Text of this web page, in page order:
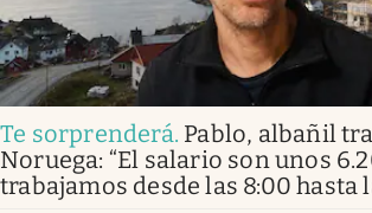
Te sorprenderá. Pablo, albañil
Noruega: “El salario son unos
trabajamos desde las 8:00 hasta